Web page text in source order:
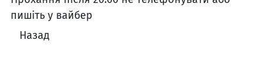
пишіть у вайбер
Назад